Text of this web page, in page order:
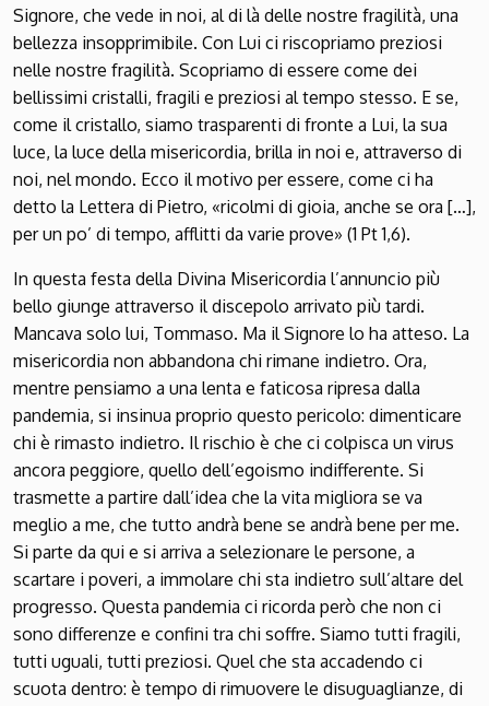
Signore, che vede in noi, al di là delle nostre fragilità, una
bellezza insopprimibile. Con Lui ci riscopriamo preziosi
nelle nostre fragilità. Scopriamo di essere come dei
bellissimi cristalli, fragili e preziosi al tempo stesso. E se,
come il cristallo, siamo trasparenti di fronte a Lui, la sua
luce, la luce della misericordia, brilla in noi e, attraverso di
noi, nel mondo. Ecco il motivo per essere, come ci ha
detto la Lettera di Pietro, «ricolmi di gioia, anche se ora […],
per un po’ di tempo, afflitti da varie prove» (1 Pt 1,6).
In questa festa della Divina Misericordia l’annuncio più
bello giunge attraverso il discepolo arrivato più tardi.
Mancava solo lui, Tommaso. Ma il Signore lo ha atteso. La
misericordia non abbandona chi rimane indietro. Ora,
mentre pensiamo a una lenta e faticosa ripresa dalla
pandemia, si insinua proprio questo pericolo: dimenticare
chi è rimasto indietro. Il rischio è che ci colpisca un virus
ancora peggiore, quello dell’egoismo indifferente. Si
trasmette a partire dall’idea che la vita migliora se va
meglio a me, che tutto andrà bene se andrà bene per me.
Si parte da qui e si arriva a selezionare le persone, a
scartare i poveri, a immolare chi sta indietro sull’altare del
progresso. Questa pandemia ci ricorda però che non ci
sono differenze e confini tra chi soffre. Siamo tutti fragili,
tutti uguali, tutti preziosi. Quel che sta accadendo ci
scuota dentro: è tempo di rimuovere le disuguaglianze, di